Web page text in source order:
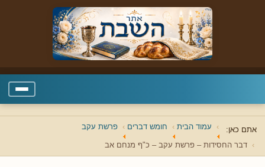
אתם כאן: עמוד הבית חומש דברים פרשת עקב
דבר החסידות – פרשת עקב – כ"ף מנחם אב